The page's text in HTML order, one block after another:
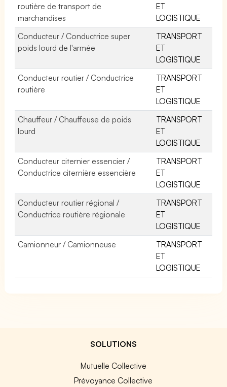
routière de transport de
marchandises
ET
LOGISTIQUE
Conducteur / Conductrice super
poids lourd de l'armée
TRANSPORT
ET
LOGISTIQUE
Conducteur routier / Conductrice
routière
TRANSPORT
ET
LOGISTIQUE
Chauffeur / Chauffeuse de poids
lourd
TRANSPORT
ET
LOGISTIQUE
Conducteur citernier essencier /
Conductrice citernière essencière
TRANSPORT
ET
LOGISTIQUE
Conducteur routier régional /
Conductrice routière régionale
TRANSPORT
ET
LOGISTIQUE
Camionneur / Camionneuse
TRANSPORT
ET
LOGISTIQUE
SOLUTIONS
Mutuelle Collective
Prévoyance Collective